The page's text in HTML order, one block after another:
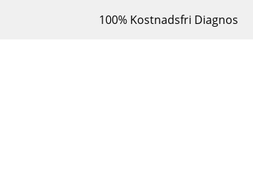
100% Kostnadsfri Diagnos